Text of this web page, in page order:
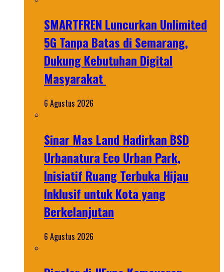
SMARTFREN Luncurkan Unlimited
5G Tanpa Batas di Semarang,
Dukung Kebutuhan Digital
Masyarakat
6 Agustus 2026
Sinar Mas Land Hadirkan BSD
Urbanatura Eco Urban Park,
Inisiatif Ruang Terbuka Hijau
Inklusif untuk Kota yang
Berkelanjutan
6 Agustus 2026